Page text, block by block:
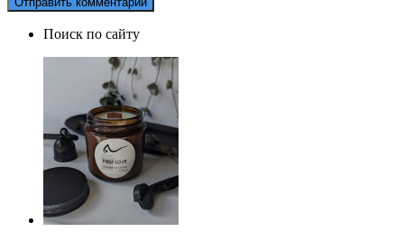
Поиск по сайту